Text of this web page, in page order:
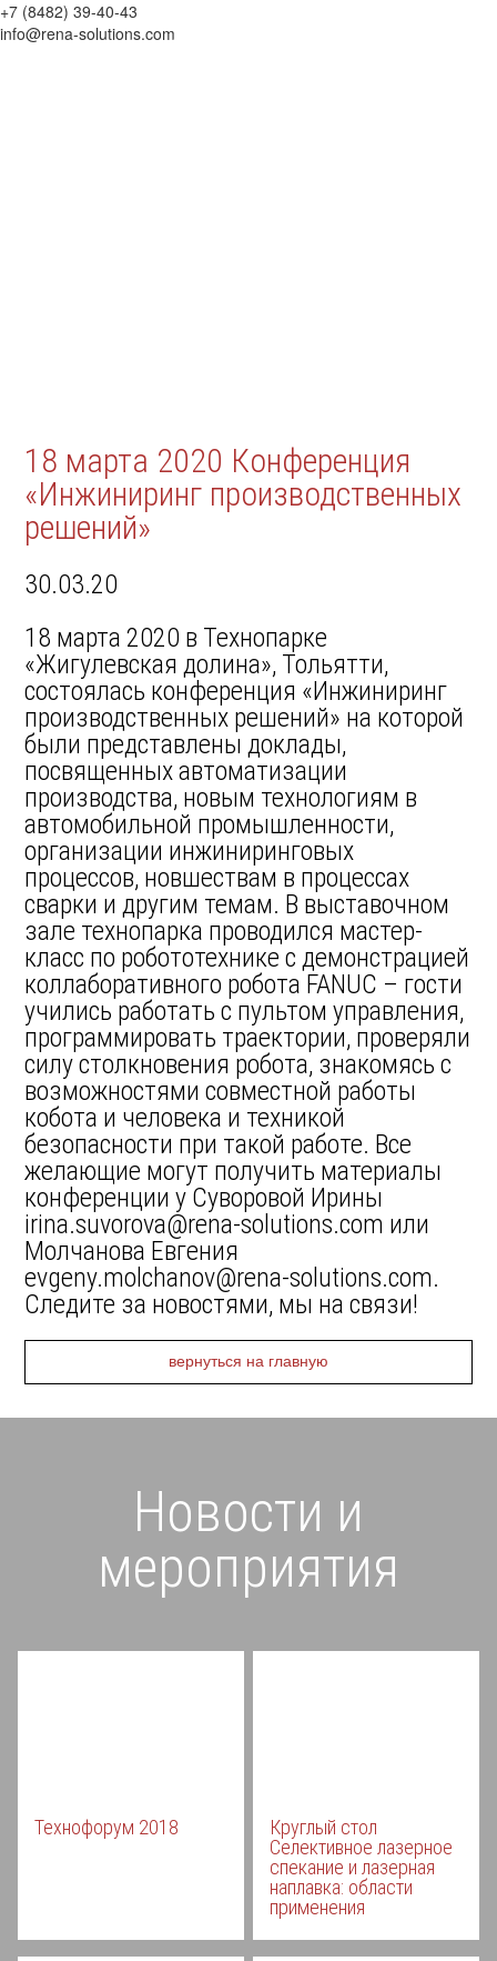
+7 (8482) 39-40-43
info@rena-solutions.com
18 марта 2020 Конференция
«Инжиниринг производственных
решений»
30.03.20
18 марта 2020 в Технопарке
«Жигулевская долина», Тольятти,
состоялась конференция «Инжиниринг
производственных решений» на которой
были представлены доклады,
посвященных автоматизации
производства, новым технологиям в
автомобильной промышленности,
организации инжиниринговых
процессов, новшествам в процессах
сварки и другим темам. В выставочном
зале технопарка проводился мастер-
класс по робототехнике с демонстрацией
коллаборативного робота FANUC – гости
учились работать с пультом управления,
программировать траектории, проверяли
силу столкновения робота, знакомясь с
возможностями совместной работы
кобота и человека и техникой
безопасности при такой работе. Все
желающие могут получить материалы
конференции у Суворовой Ирины
irina.suvorova@rena-solutions.com или
Молчанова Евгения
evgeny.molchanov@rena-solutions.com.
Следите за новостями, мы на связи!
вернуться на главную
Новости и
мероприятия
Технофорум 2018
Круглый стол
Селективное лазерное
спекание и лазерная
наплавка: области
применения